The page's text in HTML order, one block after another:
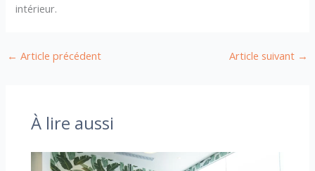
intérieur.
← Article précédent Article suivant →
À lire aussi